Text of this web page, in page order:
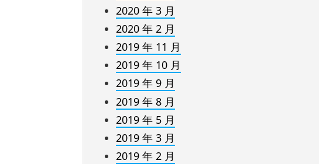
2020 年 3 月
2020 年 2 月
2019 年 11 月
2019 年 10 月
2019 年 9 月
2019 年 8 月
2019 年 5 月
2019 年 3 月
2019 年 2 月